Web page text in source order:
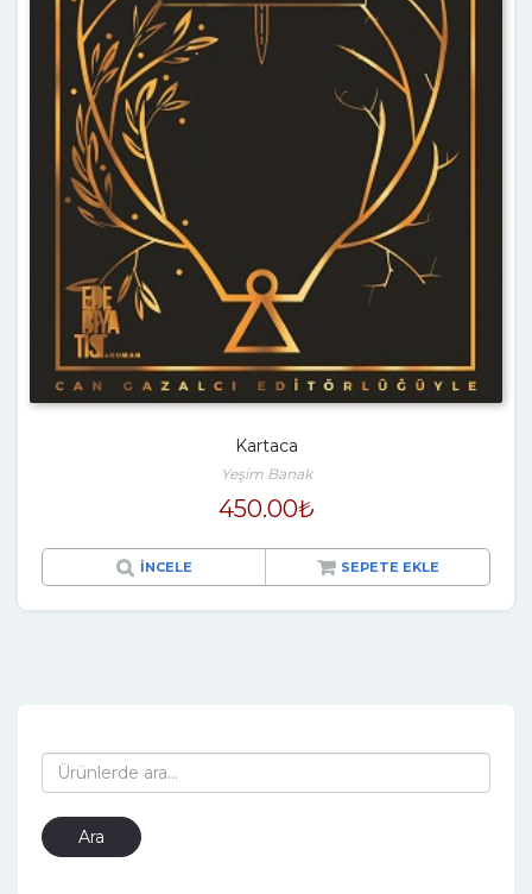
Kartaca
Yeşim Banak
450.00₺
İNCELE SEPETE EKLE
Ara:
Ara